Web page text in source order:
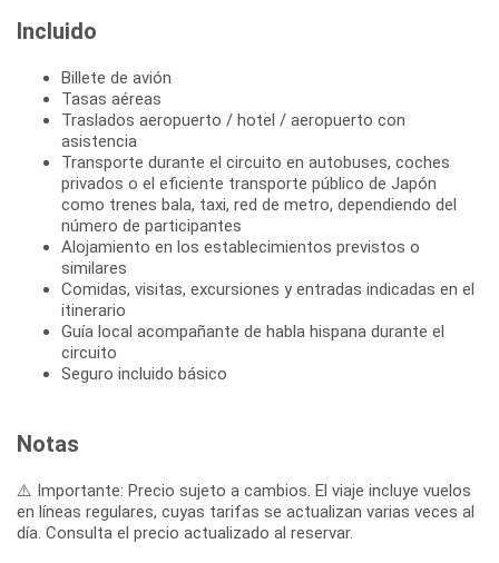
Incluido
Billete de avión
Tasas aéreas
Traslados aeropuerto / hotel / aeropuerto con
asistencia
Transporte durante el circuito en autobuses, coches
privados o el eficiente transporte público de Japón
como trenes bala, taxi, red de metro, dependiendo del
número de participantes
Alojamiento en los establecimientos previstos o
similares
Comidas, visitas, excursiones y entradas indicadas en el
itinerario
Guía local acompañante de habla hispana durante el
circuito
Seguro incluido básico
Notas
⚠️ Importante: Precio sujeto a cambios. El viaje incluye vuelos
en líneas regulares, cuyas tarifas se actualizan varias veces al
día. Consulta el precio actualizado al reservar.